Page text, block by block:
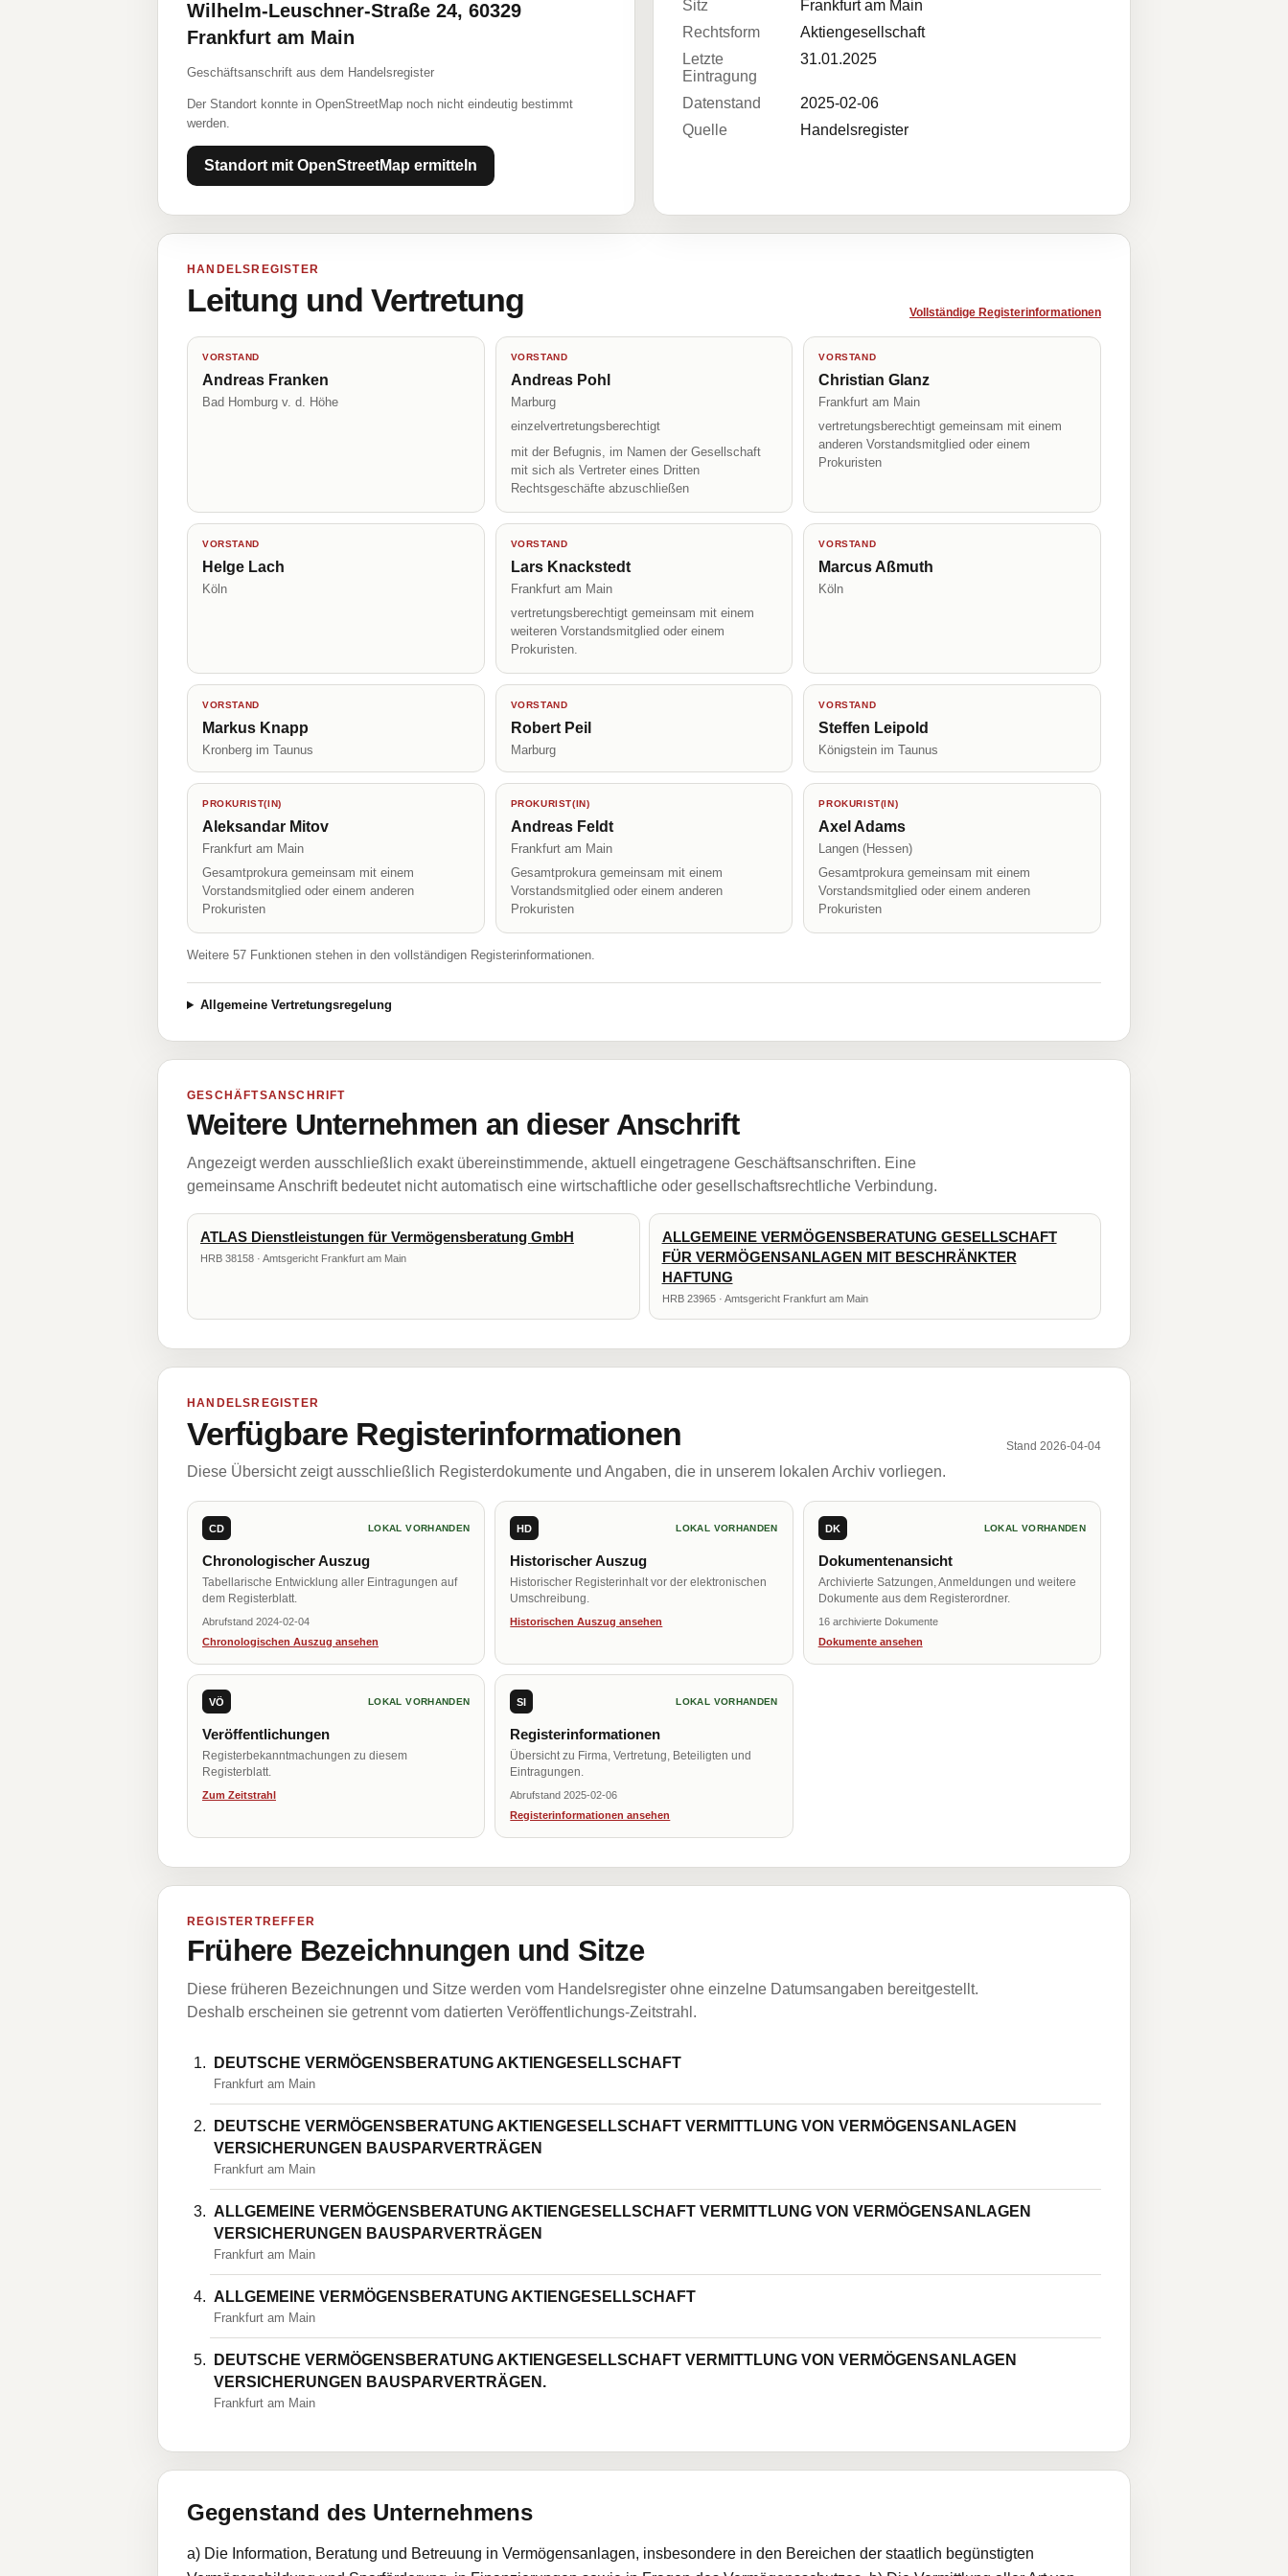
Wilhelm-Leuschner-Straße 24, 60329
Frankfurt am Main
Geschäftsanschrift aus dem Handelsregister
Der Standort konnte in OpenStreetMap noch nicht eindeutig bestimmt
werden.
Standort mit OpenStreetMap ermitteln
Sitz
Frankfurt am Main
Rechtsform
Aktiengesellschaft
Letzte
Eintragung
31.01.2025
Datenstand
2025-02-06
Quelle
Handelsregister
HANDELSREGISTER
Leitung und Vertretung Vollständige Registerinformationen
VORSTAND
Andreas Franken
Bad Homburg v. d. Höhe
VORSTAND
Andreas Pohl
Marburg
einzelvertretungsberechtigt
mit der Befugnis, im Namen der Gesellschaft
mit sich als Vertreter eines Dritten
Rechtsgeschäfte abzuschließen
VORSTAND
Christian Glanz
Frankfurt am Main
vertretungsberechtigt gemeinsam mit einem
anderen Vorstandsmitglied oder einem
Prokuristen
VORSTAND
Helge Lach
Köln
VORSTAND
Lars Knackstedt
Frankfurt am Main
vertretungsberechtigt gemeinsam mit einem
weiteren Vorstandsmitglied oder einem
Prokuristen.
VORSTAND
Marcus Aßmuth
Köln
VORSTAND
Markus Knapp
Kronberg im Taunus
VORSTAND
Robert Peil
Marburg
VORSTAND
Steffen Leipold
Königstein im Taunus
PROKURIST(IN)
Aleksandar Mitov
Frankfurt am Main
Gesamtprokura gemeinsam mit einem
Vorstandsmitglied oder einem anderen
Prokuristen
PROKURIST(IN)
Andreas Feldt
Frankfurt am Main
Gesamtprokura gemeinsam mit einem
Vorstandsmitglied oder einem anderen
Prokuristen
PROKURIST(IN)
Axel Adams
Langen (Hessen)
Gesamtprokura gemeinsam mit einem
Vorstandsmitglied oder einem anderen
Prokuristen
Weitere 57 Funktionen stehen in den vollständigen Registerinformationen.
Allgemeine Vertretungsregelung
GESCHÄFTSANSCHRIFT
Weitere Unternehmen an dieser Anschrift
Angezeigt werden ausschließlich exakt übereinstimmende, aktuell eingetragene Geschäftsanschriften. Eine
gemeinsame Anschrift bedeutet nicht automatisch eine wirtschaftliche oder gesellschaftsrechtliche Verbindung.
ATLAS Dienstleistungen für Vermögensberatung GmbH
HRB 38158 · Amtsgericht Frankfurt am Main
ALLGEMEINE VERMÖGENSBERATUNG GESELLSCHAFT
FÜR VERMÖGENSANLAGEN MIT BESCHRÄNKTER
HAFTUNG
HRB 23965 · Amtsgericht Frankfurt am Main
HANDELSREGISTER
Verfügbare Registerinformationen Stand 2026-04-04
Diese Übersicht zeigt ausschließlich Registerdokumente und Angaben, die in unserem lokalen Archiv vorliegen.
CD LOKAL VORHANDEN
Chronologischer Auszug
Tabellarische Entwicklung aller Eintragungen auf
dem Registerblatt.
Abrufstand 2024-02-04
Chronologischen Auszug ansehen
HD LOKAL VORHANDEN
Historischer Auszug
Historischer Registerinhalt vor der elektronischen
Umschreibung.
Historischen Auszug ansehen
DK LOKAL VORHANDEN
Dokumentenansicht
Archivierte Satzungen, Anmeldungen und weitere
Dokumente aus dem Registerordner.
16 archivierte Dokumente
Dokumente ansehen
VÖ LOKAL VORHANDEN
Veröffentlichungen
Registerbekanntmachungen zu diesem
Registerblatt.
Zum Zeitstrahl
SI LOKAL VORHANDEN
Registerinformationen
Übersicht zu Firma, Vertretung, Beteiligten und
Eintragungen.
Abrufstand 2025-02-06
Registerinformationen ansehen
REGISTERTREFFER
Frühere Bezeichnungen und Sitze
Diese früheren Bezeichnungen und Sitze werden vom Handelsregister ohne einzelne Datumsangaben bereitgestellt.
Deshalb erscheinen sie getrennt vom datierten Veröffentlichungs-Zeitstrahl.
DEUTSCHE VERMÖGENSBERATUNG AKTIENGESELLSCHAFT
Frankfurt am Main
DEUTSCHE VERMÖGENSBERATUNG AKTIENGESELLSCHAFT VERMITTLUNG VON VERMÖGENSANLAGEN
VERSICHERUNGEN BAUSPARVERTRÄGEN
Frankfurt am Main
ALLGEMEINE VERMÖGENSBERATUNG AKTIENGESELLSCHAFT VERMITTLUNG VON VERMÖGENSANLAGEN
VERSICHERUNGEN BAUSPARVERTRÄGEN
Frankfurt am Main
ALLGEMEINE VERMÖGENSBERATUNG AKTIENGESELLSCHAFT
Frankfurt am Main
DEUTSCHE VERMÖGENSBERATUNG AKTIENGESELLSCHAFT VERMITTLUNG VON VERMÖGENSANLAGEN
VERSICHERUNGEN BAUSPARVERTRÄGEN.
Frankfurt am Main
Gegenstand des Unternehmens
a) Die Information, Beratung und Betreuung in Vermögensanlagen, insbesondere in den Bereichen der staatlich begünstigten